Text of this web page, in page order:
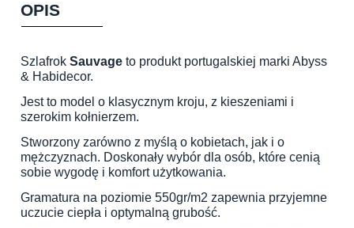
OPIS
Szlafrok Sauvage to produkt portugalskiej marki Abyss
& Habidecor.
Jest to model o klasycznym kroju, z kieszeniami i
szerokim kołnierzem.
Stworzony zarówno z myślą o kobietach, jak i o
mężczyznach. Doskonały wybór dla osób, które cenią
sobie wygodę i komfort użytkowania.
Gramatura na poziomie 550gr/m2 zapewnia przyjemne
uczucie ciepła i optymalną grubość.